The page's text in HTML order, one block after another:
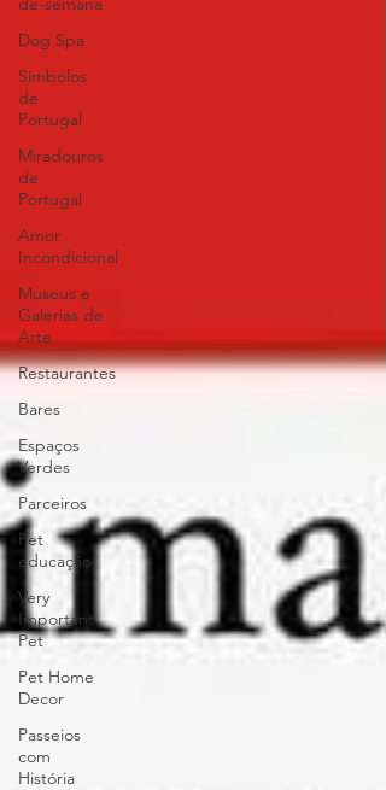
Dog Spa
Símbolos
de
Portugal
Miradouros
de
Portugal
Amor
Incondicional
Museus e
Galerias de
Arte
Restaurantes
Bares
Espaços
Verdes
Parceiros
Pet
educação
Very
Important
Pet
Pet Home
Decor
Passeios
com
História